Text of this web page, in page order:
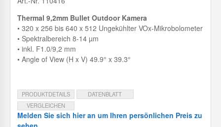
Thermal 9,2mm Bullet Outdoor Kamera
• 320 x 256 bis 640 x 512 Ungekühlter VOx-Mikrobolometer
• Spektralbereich 8-14 µm
• inkl. F1.0/9,2 mm
• Angle of View (H x V) 49.9° x 39.3°
PRODUKTDETAILS
DATENBLATT
VERGLEICHEN
Melden Sie sich hier an um Ihren persönlichen Preis zu